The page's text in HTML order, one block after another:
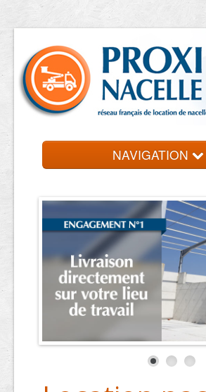
NAVIGATION
Location de nacelle
Contact et devis